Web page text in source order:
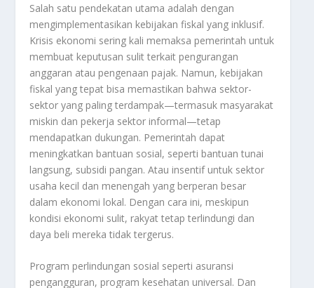
Salah satu pendekatan utama adalah dengan
mengimplementasikan kebijakan fiskal yang inklusif.
Krisis ekonomi sering kali memaksa pemerintah untuk
membuat keputusan sulit terkait pengurangan
anggaran atau pengenaan pajak. Namun, kebijakan
fiskal yang tepat bisa memastikan bahwa sektor-
sektor yang paling terdampak—termasuk masyarakat
miskin dan pekerja sektor informal—tetap
mendapatkan dukungan. Pemerintah dapat
meningkatkan bantuan sosial, seperti bantuan tunai
langsung, subsidi pangan. Atau insentif untuk sektor
usaha kecil dan menengah yang berperan besar
dalam ekonomi lokal. Dengan cara ini, meskipun
kondisi ekonomi sulit, rakyat tetap terlindungi dan
daya beli mereka tidak tergerus.
Program perlindungan sosial seperti asuransi
pengangguran, program kesehatan universal. Dan